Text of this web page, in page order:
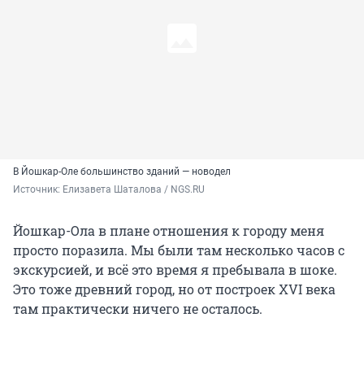
В Йошкар-Оле большинство зданий — новодел
Источник: Елизавета Шаталова / NGS.RU
Йошкар-Ола в плане отношения к городу меня
просто поразила. Мы были там несколько часов с
экскурсией, и всё это время я пребывала в шоке.
Это тоже древний город, но от построекXVIвека
там практически ничего не осталось.